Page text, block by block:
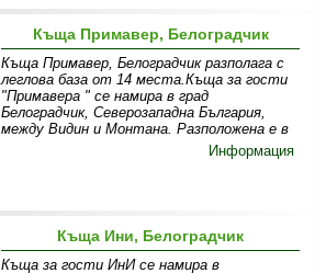
Къща Примавер, Белоградчик
Къща Примавер, Белоградчик разполага с
леглова база от 14 места.Къща за гости
"Примавера " се намира в град
Белоградчик, Северозападна България,
между Видин и Монтана. Разположена е в
Информация
Къща Ини, Белоградчик
Къща за гости ИнИ се намира в